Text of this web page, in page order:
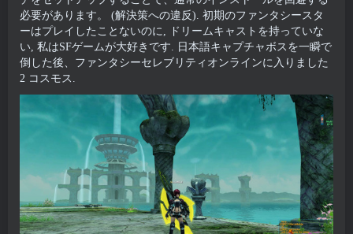
必要があります。 (解決策への違反). 初期のファンタシースタ
ーはプレイしたことないのに, ドリームキャストを持っていな
い, 私はSFゲームが大好きです. 日本語キャプチャボスを一瞬で
倒した後、ファンタシーセレブリティオンラインに入りました
2 コスモス.